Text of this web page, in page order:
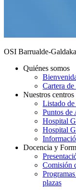
OSI Barrualde-
Quiénes somos
Cartera
Nuestros centros
Listado de
Puntos de
Hospital
Hospital
Docencia y
Comisión
plazas